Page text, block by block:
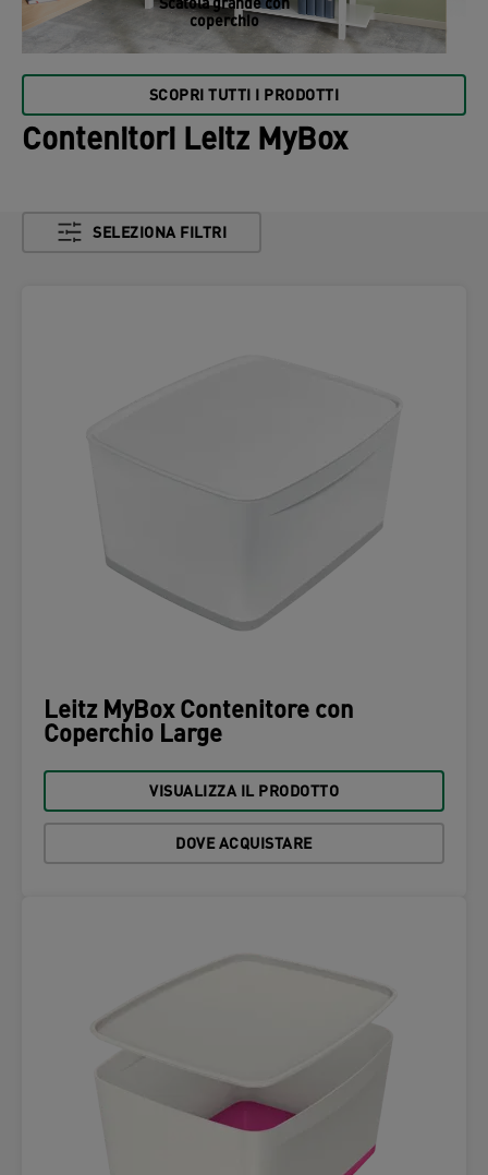
Scatola grande con
coperchio
SCOPRI TUTTI I PRODOTTI
Contenitori Leitz MyBox
SELEZIONA FILTRI
Leitz MyBox Contenitore con
Coperchio Large
VISUALIZZA IL PRODOTTO
DOVE ACQUISTARE